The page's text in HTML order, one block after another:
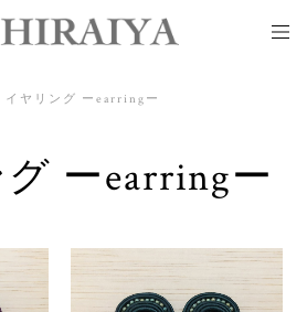
イヤリング ーearringー
ーearringー